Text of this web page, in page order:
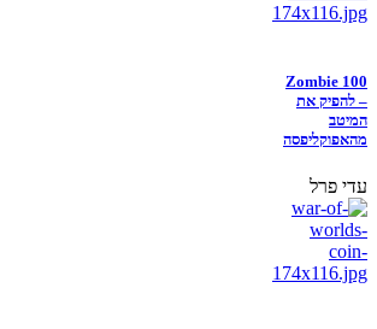
Zombie 100
– להפיק את
המיטב
מהאפוקליפסה
עדי פרל